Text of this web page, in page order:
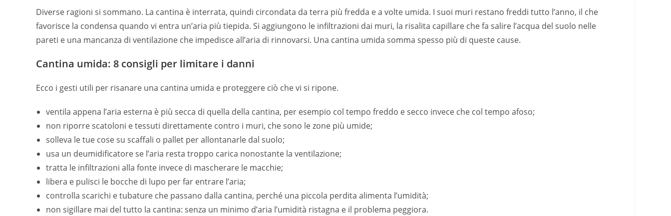
Diverse ragioni si sommano. La cantina è interrata, quindi circondata da terra più fredda e a volte umida. I suoi muri restano freddi tutto l’anno, il che
favorisce la condensa quando vi entra un’aria più tiepida. Si aggiungono le infiltrazioni dai muri, la risalita capillare che fa salire l’acqua del suolo nelle
pareti e una mancanza di ventilazione che impedisce all’aria di rinnovarsi. Una cantina umida somma spesso più di queste cause.
Cantina umida: 8 consigli per limitare i danni
Ecco i gesti utili per risanare una cantina umida e proteggere ciò che vi si ripone.
ventila appena l’aria esterna è più secca di quella della cantina, per esempio col tempo freddo e secco invece che col tempo afoso;
non riporre scatoloni e tessuti direttamente contro i muri, che sono le zone più umide;
solleva le tue cose su scaffali o pallet per allontanarle dal suolo;
usa un deumidificatore se l’aria resta troppo carica nonostante la ventilazione;
tratta le infiltrazioni alla fonte invece di mascherare le macchie;
libera e pulisci le bocche di lupo per far entrare l’aria;
controlla scarichi e tubature che passano dalla cantina, perché una piccola perdita alimenta l’umidità;
non sigillare mai del tutto la cantina: senza un minimo d’aria l’umidità ristagna e il problema peggiora.